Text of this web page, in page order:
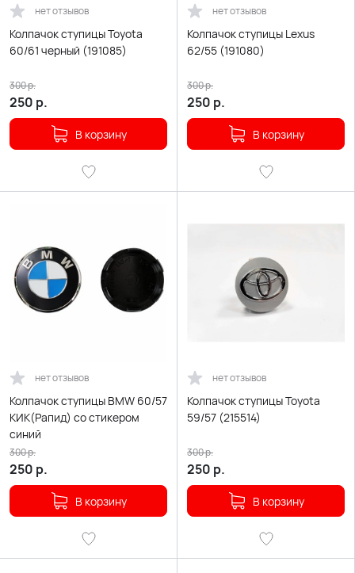
нет отзывов
Колпачок ступицы Toyota
60/61 черный (191085)
250 р.
300р.
В корзину
нет отзывов
Колпачок ступицы Lexus
62/55 (191080)
250 р.
300р.
В корзину
нет отзывов
Колпачок ступицы BMW 60/57
КИК(Рапид) со стикером
синий
250 р.
300р.
В корзину
нет отзывов
Колпачок ступицы Toyota
59/57 (215514)
250 р.
300р.
В корзину